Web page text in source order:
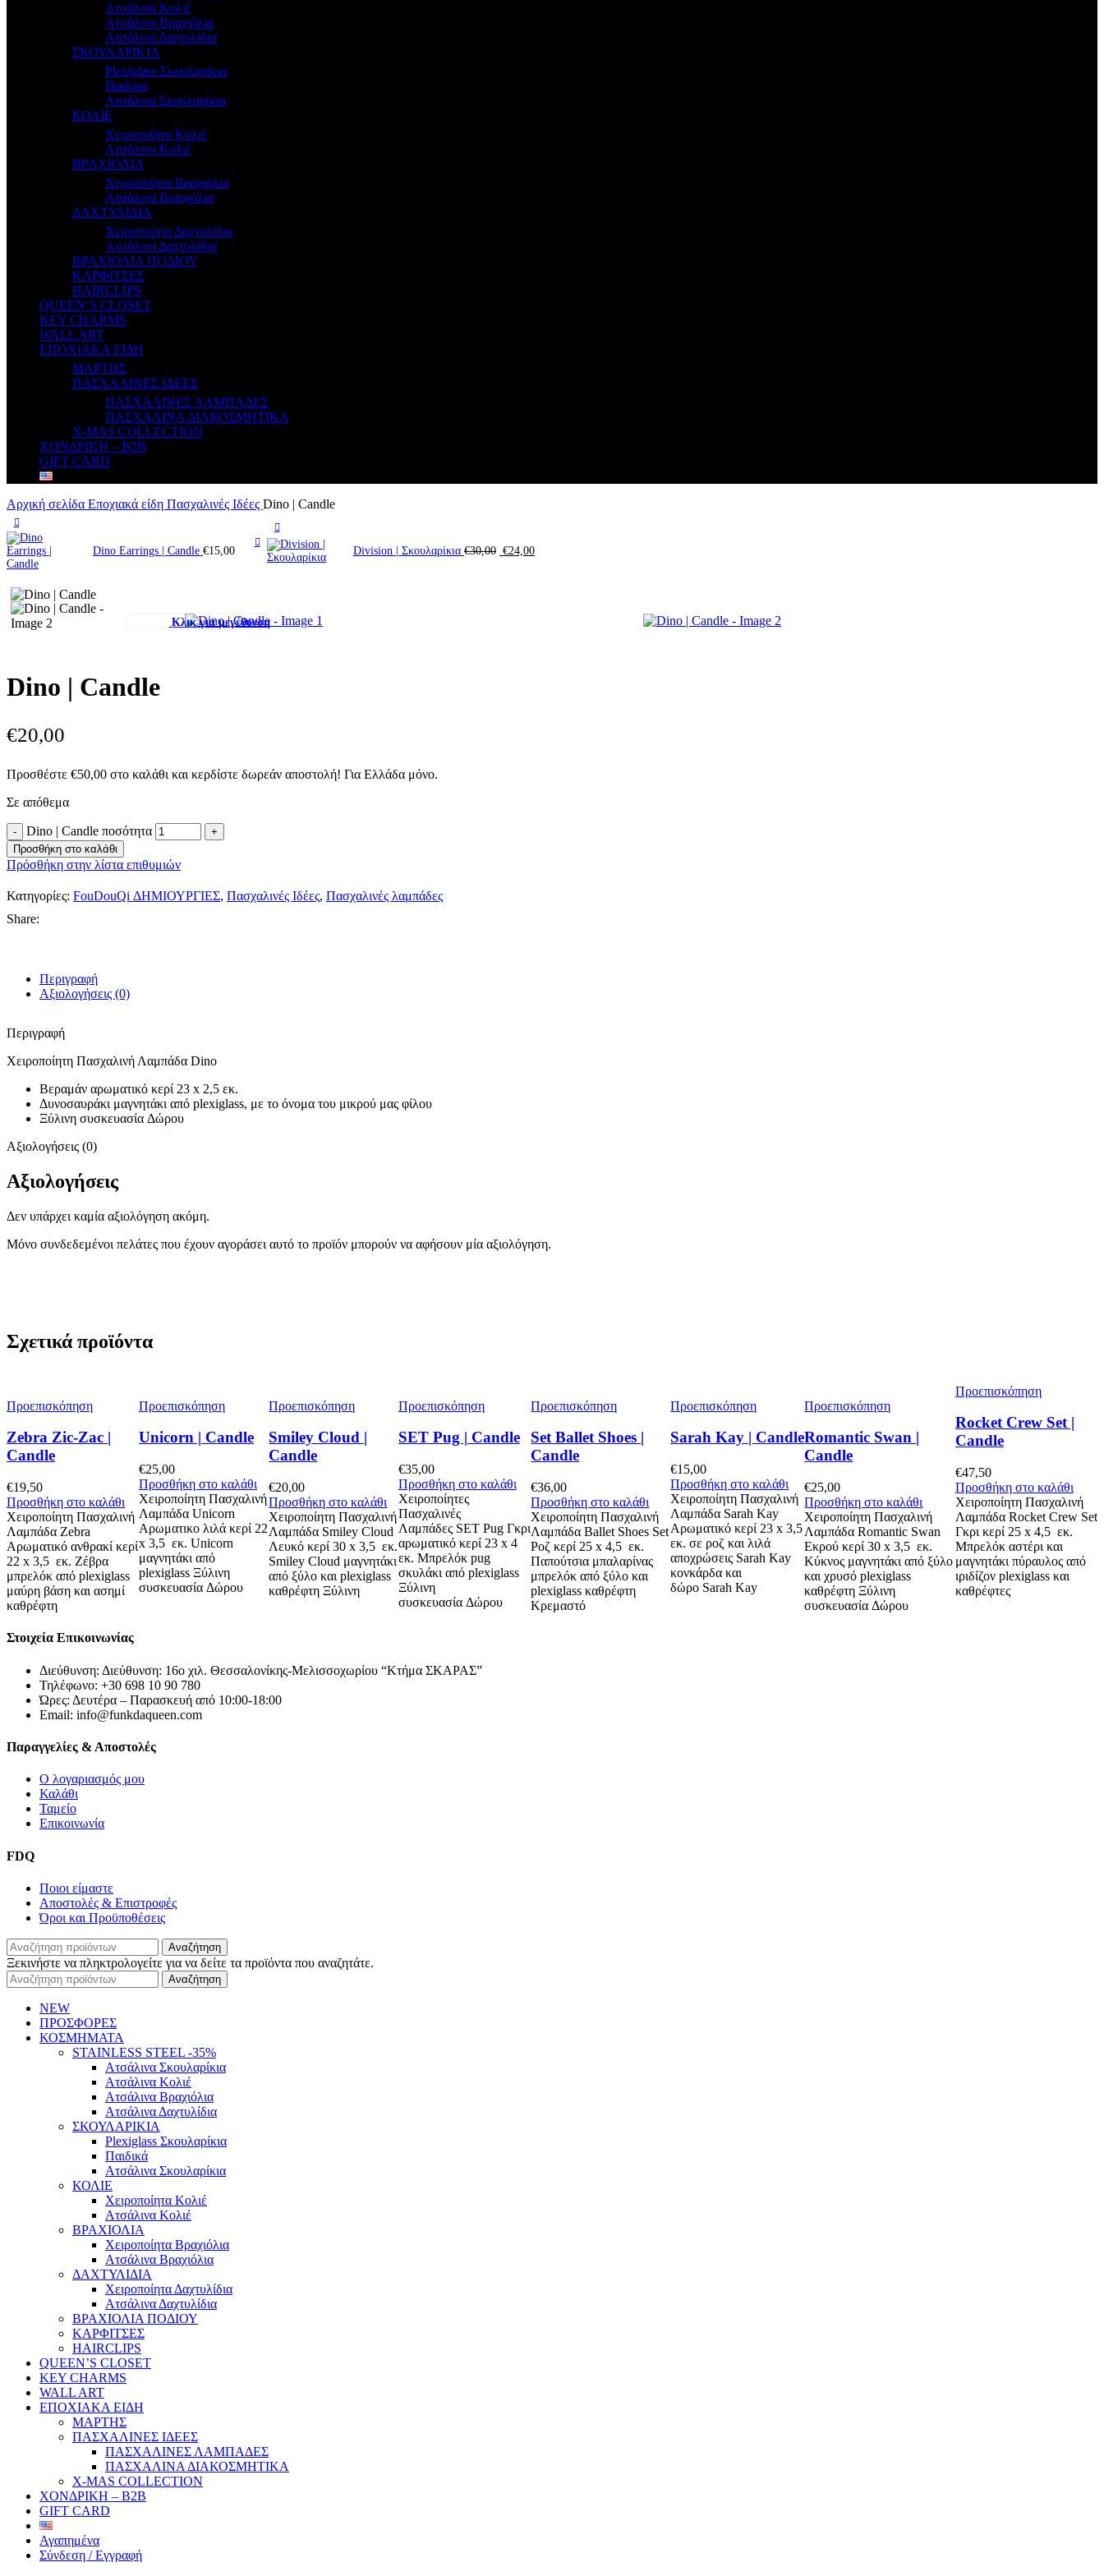
Ατσάλινα Κολιέ
Ατσάλινα Βραχιόλια
Ατσάλινα Δαχτυλίδια
ΣΚΟΥΛΑΡΙΚΙΑ
Plexiglass Σκουλαρίκια
Παιδικά
Ατσάλινα Σκουλαρίκια
ΚΟΛΙΕ
Χειροποίητα Κολιέ
Ατσάλινα Κολιέ
ΒΡΑΧΙΟΛΙΑ
Χειροποίητα Βραχιόλια
Ατσάλινα Βραχιόλια
ΔΑΧΤΥΛΙΔΙΑ
Χειροποίητα Δαχτυλίδια
Ατσάλινα Δαχτυλίδια
ΒΡΑΧΙΟΛΙΑ ΠΟΔΙΟΥ
ΚΑΡΦΙΤΣΕΣ
HAIRCLIPS
QUEEN’S CLOSET
KEY CHARMS
WALL ART
ΕΠΟΧΙΑΚΑ ΕΙΔΗ
ΜΑΡΤΗΣ
ΠΑΣΧΑΛΙΝΕΣ ΙΔΕΕΣ
ΠΑΣΧΑΛΙΝΕΣ ΛΑΜΠΑΔΕΣ
ΠΑΣΧΑΛΙΝΑ ΔΙΑΚΟΣΜΗΤΙΚΑ
X-MAS COLLECTION
ΧΟΝΔΡΙΚΗ – B2B
GIFT CARD
Αρχική σελίδα Εποχιακά είδη Πασχαλινές Ιδέες Dino | Candle
Dino Earrings | Candle €15,00 Division | Σκουλαρίκια €30,00 €24,00
Κλικ για μεγέθυνση
Dino | Candle
€20,00
Προσθέστε €50,00 στο καλάθι και κερδίστε δωρεάν αποστολή! Για Ελλάδα μόνο.
Σε απόθεμα
Dino | Candle ποσότητα
Προσθήκη στο καλάθι
Πρόσθήκη στην λίστα επιθυμιών
Κατηγορίες: FouDouQi ΔΗΜΙΟΥΡΓΙΕΣ, Πασχαλινές Ιδέες, Πασχαλινές λαμπάδες
Share:
Περιγραφή
Αξιολογήσεις (0)
Περιγραφή
Χειροποίητη Πασχαλινή Λαμπάδα Dino
Βεραμάν αρωματικό κερί 23 x 2,5 εκ.
Δυνοσαυράκι μαγνητάκι από plexiglass, με το όνομα του μικρού μας φίλου
Ξύλινη συσκευασία Δώρου
Αξιολογήσεις (0)
Αξιολογήσεις
Δεν υπάρχει καμία αξιολόγηση ακόμη.
Μόνο συνδεδεμένοι πελάτες που έχουν αγοράσει αυτό το προϊόν μπορούν να αφήσουν μία αξιολόγηση.
Σχετικά προϊόντα
Προεπισκόπηση
Zebra Ζic-Zac |
Candle
€19,50
Προσθήκη στο καλάθι
Χειροποίητη Πασχαλινή
Λαμπάδα Zebra
Αρωματικό ανθρακί κερί
22 x 3,5 εκ. Ζέβρα
μπρελόκ από plexiglass
μαύρη βάση και ασημί
καθρέφτη
Προεπισκόπηση
Unicorn | Candle
€25,00
Προσθήκη στο καλάθι
Χειροποίητη Πασχαλινή
Λαμπάδα Unicorn
Αρωματικο λιλά κερί 22
x 3,5 εκ. Unicorn
μαγνητάκι από
plexiglass Ξύλινη
συσκευασία Δώρου
Προεπισκόπηση
Smiley Cloud |
Candle
€20,00
Προσθήκη στο καλάθι
Χειροποίητη Πασχαλινή
Λαμπάδα Smiley Cloud
Λευκό κερί 30 x 3,5 εκ.
Smiley Cloud μαγνητάκι
από ξύλο και plexiglass
καθρέφτη Ξύλινη
Προεπισκόπηση
SET Pug | Candle
€35,00
Προσθήκη στο καλάθι
Χειροποίητες
Πασχαλινές
Λαμπάδες SET Pug Γκρι
αρωματικό κερί 23 x 4
εκ. Μπρελόκ pug
σκυλάκι από plexiglass
Ξύλινη
συσκευασία Δώρου
Προεπισκόπηση
Set Ballet Shoes |
Candle
€36,00
Προσθήκη στο καλάθι
Χειροποίητη Πασχαλινή
Λαμπάδα Ballet Shoes Set
Ροζ κερί 25 x 4,5 εκ.
Παπούτσια μπαλαρίνας
μπρελόκ από ξύλο και
plexiglass καθρέφτη
Κρεμαστό
Προεπισκόπηση
Sarah Kay | Candle
€15,00
Προσθήκη στο καλάθι
Χειροποίητη Πασχαλινή
Λαμπάδα Sarah Kay
Αρωματικό κερί 23 x 3,5
εκ. σε ροζ και λιλά
αποχρώσεις Sarah Kay
κονκάρδα και
δώρο Sarah Kay
Προεπισκόπηση
Romantic Swan |
Candle
€25,00
Προσθήκη στο καλάθι
Χειροποίητη Πασχαλινή
Λαμπάδα Romantic Swan
Εκρού κερί 30 x 3,5 εκ.
Κύκνος μαγνητάκι από ξύλο
και χρυσό plexiglass
καθρέφτη Ξύλινη
συσκευασία Δώρου
Προεπισκόπηση
Rocket Crew Set |
Candle
€47,50
Προσθήκη στο καλάθι
Χειροποίητη Πασχαλινή
Λαμπάδα Rocket Crew Set
Γκρι κερί 25 x 4,5 εκ.
Μπρελόκ αστέρι και
μαγνητάκι πύραυλος από
ιριδίζον plexiglass και
καθρέφτες
Στοιχεία Επικοινωνίας
Διεύθυνση: Διεύθυνση: 16ο χιλ. Θεσσαλονίκης-Μελισσοχωρίου “Κτήμα ΣΚΑΡΑΣ”
Τηλέφωνο: +30 698 10 90 780
Ώρες: Δευτέρα – Παρασκευή από 10:00-18:00
Email: info@funkdaqueen.com
Παραγγελίες & Αποστολές
Ο λογαριασμός μου
Καλάθι
Ταμείο
Επικοινωνία
FDQ
Ποιοι είμαστε
Αποστολές & Επιστροφές
Όροι και Προϋποθέσεις
Αναζήτηση
Ξεκινήστε να πληκτρολογείτε για να δείτε τα προϊόντα που αναζητάτε.
Αναζήτηση
NEW
ΠΡΟΣΦΟΡΕΣ
ΚΟΣΜΗΜΑΤΑ
STAINLESS STEEL -35%
Ατσάλινα Σκουλαρίκια
Ατσάλινα Κολιέ
Ατσάλινα Βραχιόλια
Ατσάλινα Δαχτυλίδια
ΣΚΟΥΛΑΡΙΚΙΑ
Plexiglass Σκουλαρίκια
Παιδικά
Ατσάλινα Σκουλαρίκια
ΚΟΛΙΕ
Χειροποίητα Κολιέ
Ατσάλινα Κολιέ
ΒΡΑΧΙΟΛΙΑ
Χειροποίητα Βραχιόλια
Ατσάλινα Βραχιόλια
ΔΑΧΤΥΛΙΔΙΑ
Χειροποίητα Δαχτυλίδια
Ατσάλινα Δαχτυλίδια
ΒΡΑΧΙΟΛΙΑ ΠΟΔΙΟΥ
ΚΑΡΦΙΤΣΕΣ
HAIRCLIPS
QUEEN’S CLOSET
KEY CHARMS
WALL ART
ΕΠΟΧΙΑΚΑ ΕΙΔΗ
ΜΑΡΤΗΣ
ΠΑΣΧΑΛΙΝΕΣ ΙΔΕΕΣ
ΠΑΣΧΑΛΙΝΕΣ ΛΑΜΠΑΔΕΣ
ΠΑΣΧΑΛΙΝΑ ΔΙΑΚΟΣΜΗΤΙΚΑ
X-MAS COLLECTION
ΧΟΝΔΡΙΚΗ – B2B
GIFT CΑRD
Αγαπημένα
Σύνδεση / Εγγραφή